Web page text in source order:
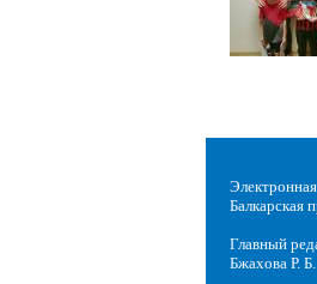
Балкарская
Главный
Бжахова Р. Б.